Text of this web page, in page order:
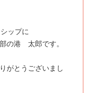
ップに
の港 太郎です。
がとうございまし